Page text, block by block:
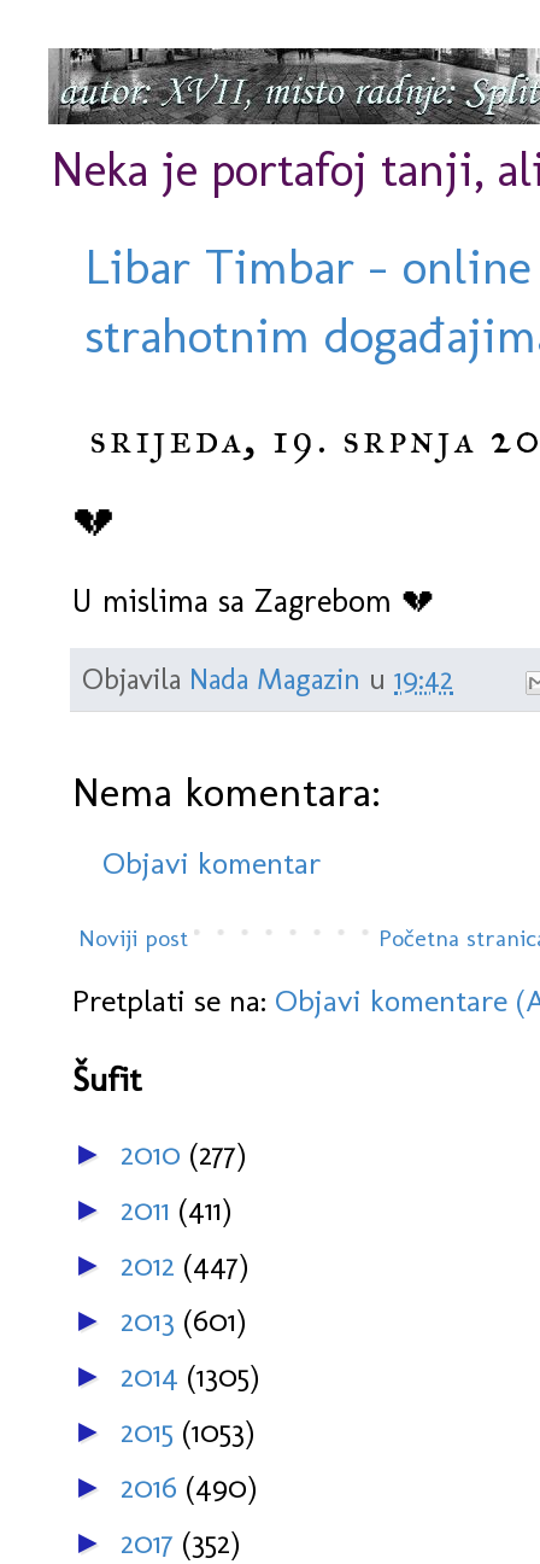
Neka je portafoj tanji,
Libar Timbar -
strahotnim
srijeda, 19. srpnja
💔
U mislima sa Zagrebom 💔
Objavila Nada Magazin u 19:42
Nema komentara:
Objavi komentar
Noviji post Početna
Pretplati se na: Objavi komentare
Šufit
► 2010 (277)
► 2011 (411)
► 2012 (447)
► 2013 (601)
► 2014 (1305)
► 2015 (1053)
► 2016 (490)
► 2017 (352)